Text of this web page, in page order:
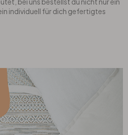
individuell für dich gefertigtes